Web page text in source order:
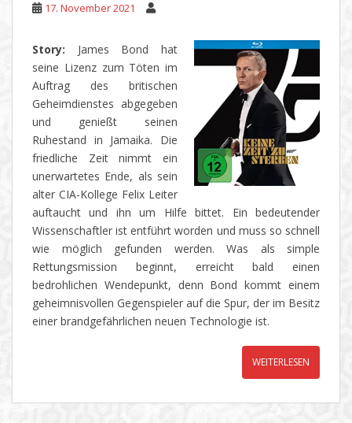
17. November 2021
Story: James Bond hat
seine Lizenz zum Töten im
Auftrag des britischen
Geheimdienstes abgegeben
und genießt seinen
Ruhestand in Jamaika. Die
friedliche Zeit nimmt ein
unerwartetes Ende, als sein
alter CIA-Kollege Felix Leiter
auftaucht und ihn um Hilfe bittet. Ein bedeutender
Wissenschaftler ist entführt worden und muss so schnell
wie möglich gefunden werden. Was als simple
Rettungsmission beginnt, erreicht bald einen
bedrohlichen Wendepunkt, denn Bond kommt einem
geheimnisvollen Gegenspieler auf die Spur, der im Besitz
einer brandgefährlichen neuen Technologie ist.
WEITERLESEN